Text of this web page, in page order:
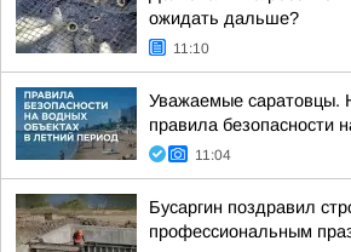
ожидать дальше?
11:10
Уважаемые саратовцы.
правила безопасности
11:04
Бусаргин поздравил
профессиональным